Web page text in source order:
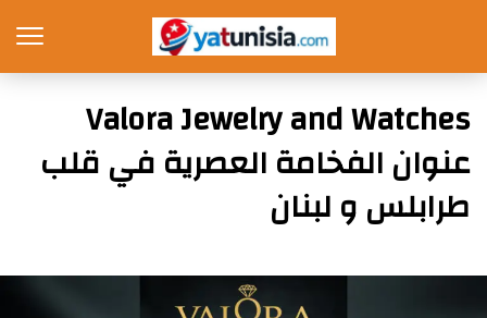
Valora Jewelry and Watches
عنوان الفخامة العصرية في قلب
طرابلس و لبنان